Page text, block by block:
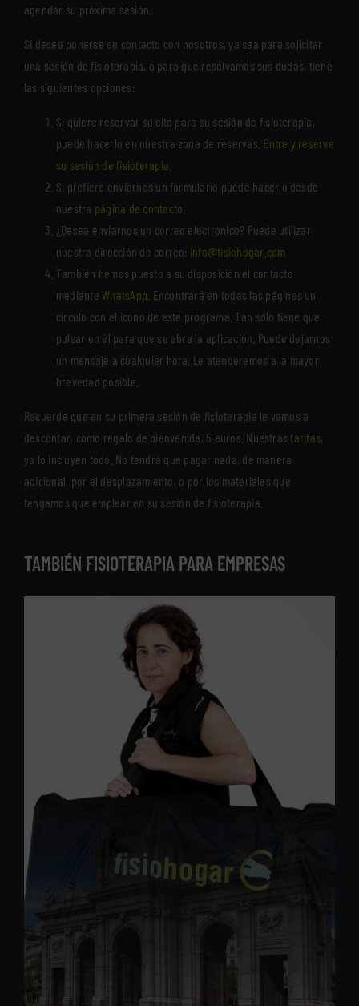
agendar su próxima sesión.
Si desea ponerse en contacto con nosotros, ya sea para solicitar
una sesión de fisioterapia, o para que resolvamos sus dudas, tiene
las siguientes opciones:
Si quiere reservar su cita para su sesión de fisioterapia,
puede hacerlo en nuestra zona de reservas. Entre y reserve
su sesión de fisioterapia
Si prefiere enviarnos un formulario puede hacerlo desde
nuestra página de contacto
¿Desea enviarnos un correo electrónico? Puede utilizar
nuestra dirección de correo: info@fisiohogar.com
También hemos puesto a su disposición el contacto
mediante WhatsApp . Encontrará en todas las páginas un
círculo con el icono de este programa. Tan solo tiene que
pulsar en él para que se abra la aplicación. Puede dejarnos
un mensaje a cualquier hora. Le atenderemos a la mayor
brevedad posible.
Recuerde que en su primera sesión de fisioterapia le vamos a
descontar, como regalo de bienvenida, 5 euros. Nuestrastarifas,
ya lo incluyen todo. No tendrá que pagar nada, de manera
adicional, por el desplazamiento, o por los materiales que
tengamos que emplear en su sesión de fisioterapia.
TAMBIÉN FISIOTERAPIA PARA EMPRESAS